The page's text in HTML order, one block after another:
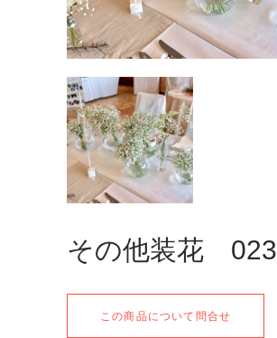
その他装花 023
この商品について問合せ